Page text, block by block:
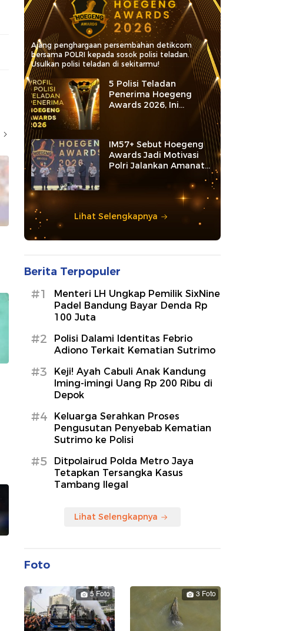
Ajang penghargaan persembahan detikcom
bersama POLRI kepada sosok polisi teladan.
Usulkan polisi teladan di sekitarmu!
5 Polisi Teladan
Penerima Hoegeng
Awards 2026, Ini
Kategori dan Kiprahnya
IM57+ Sebut Hoegeng
Awards Jadi Motivasi
Polri Jalankan Amanat
Lihat Selengkapnya
Berita Terpopuler
#1
Menteri LH Ungkap Pemilik SixNine
Padel Bandung Bayar Denda Rp
100 Juta
#2
Polisi Dalami Identitas Febrio
Adiono Terkait Kematian Sutrimo
#3
Keji! Ayah Cabuli Anak Kandung
Iming-imingi Uang Rp 200 Ribu di
Depok
#4
Keluarga Serahkan Proses
Pengusutan Penyebab Kematian
Sutrimo ke Polisi
#5
Ditpolairud Polda Metro Jaya
Tetapkan Tersangka Kasus
Tambang Ilegal
Lihat Selengkapnya
Foto
5 Foto 3 Foto